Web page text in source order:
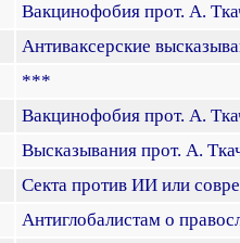
Вакцинофобия прот. А.
Антиваксерские
***
Вакцинофобия прот. А.
Высказывания прот. А.
Секта против ИИ или
Антиглобалистам о